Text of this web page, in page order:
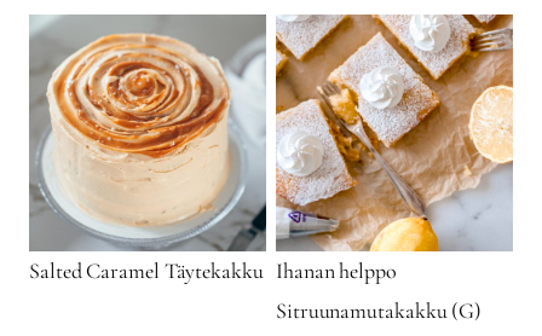
Salted Caramel Täytekakku Ihanan helppo
Sitruunamutakakku (G)